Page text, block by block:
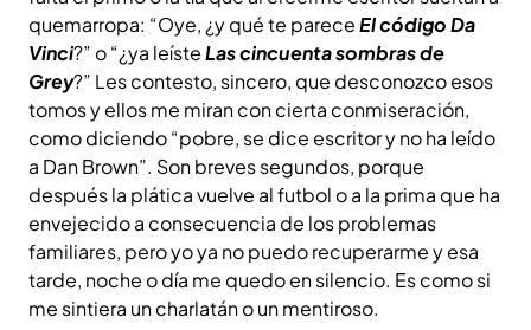
quemarropa: “Oye, ¿y qué te pareceEl código Da
Vinci?” o “¿ya leísteLas cincuenta sombras de
Grey?” Les contesto, sincero, que desconozco esos
tomos y ellos me miran con cierta conmiseración,
como diciendo “pobre, se dice escritor y no ha leído
a Dan Brown”. Son breves segundos, porque
después la plática vuelve al futbol o a la prima que ha
envejecido a consecuencia de los problemas
familiares, pero yo ya no puedo recuperarme y esa
tarde, noche o día me quedo en silencio. Es como si
me sintiera un charlatán o un mentiroso.